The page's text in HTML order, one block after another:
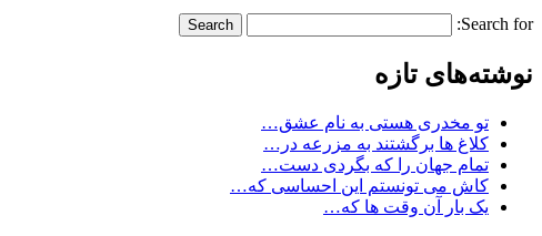
Search for:
نوشته‌های تازه
تو مخدری هستی به نام عشق…
کلاغ ها برگشتند به مزرعه در…
تمام جهان را که بگردی دست…
کاش می تونستم این احساسی که…
یک بار آن وقت ها که…